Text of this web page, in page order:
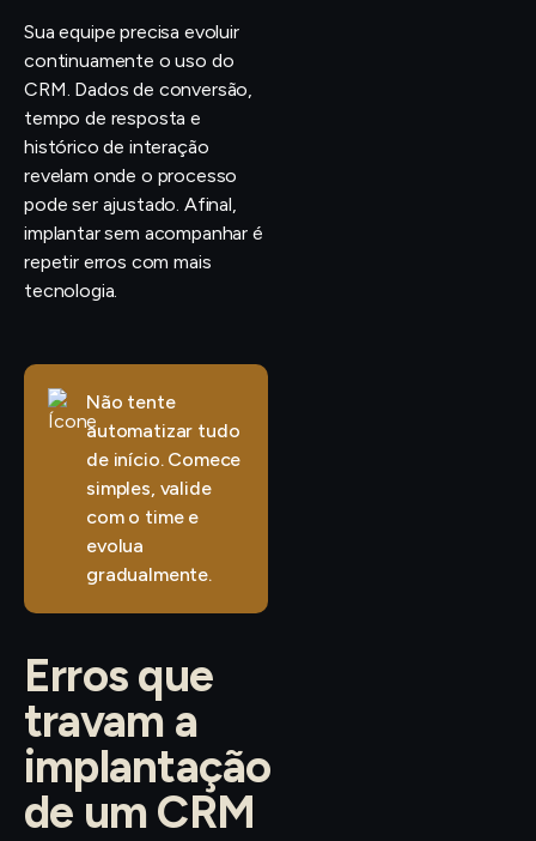
Sua equipe precisa evoluir
continuamente o uso do
CRM. Dados de conversão,
tempo de resposta e
histórico de interação
revelam onde o processo
pode ser ajustado. Afinal,
implantar sem acompanhar é
repetir erros com mais
tecnologia.
Não tente
automatizar tudo
de início. Comece
simples, valide
com o time e
evolua
gradualmente.
Erros que
travam a
implantação
de um CRM